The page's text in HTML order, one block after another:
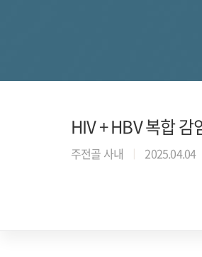
HIV + HBV 복합 감
주전골 사내 2025.04.04